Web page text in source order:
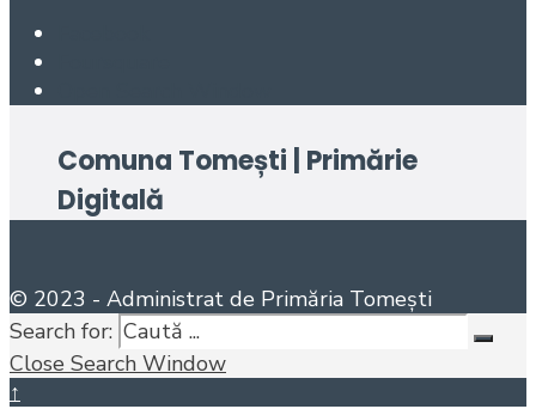
Comuna Tomești | Primărie
Digitală
© 2023 - Administrat de Primăria Tomești
Search for:
Close Search Window
↑